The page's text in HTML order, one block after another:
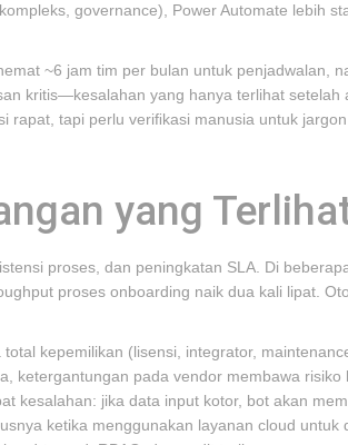
governance), Power Automate lebih
~6 jam tim per bulan untuk penjadwalan,
kritis—kesalahan yang hanya terlihat setelah
rapat, tapi perlu veriﬁkasi manusia untuk
yang
proses, dan peningkatan SLA. Di
proses onboarding naik dua kali lipat.
kepemilikan (lisensi, integrator,
ketergantungan pada vendor membawa risiko
kesalahan: jika data input kotor, bot akan
ketika menggunakan layanan cloud untuk